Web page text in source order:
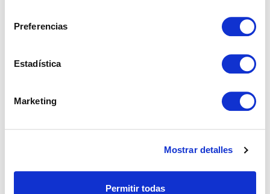
Preferencias
Estadística
Marketing
Mostrar detalles
Permitir todas
What nobody explains about buying a house in
Taxes When Selling a Property in Andalusia as a